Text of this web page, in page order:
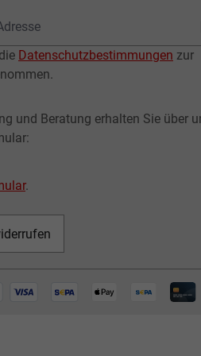
Datenschutzbestimmungen zur
und Beratung erhalten Sie über
.